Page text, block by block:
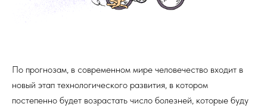
По прогнозам, в современном мире человечество входит в
новый этап технологического развития, в котором
постепенно будет возрастать число болезней, которые буду